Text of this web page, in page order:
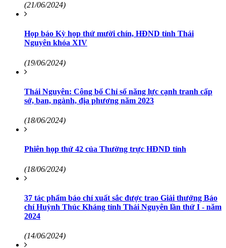
(21/06/2024)
Họp báo Kỳ họp thứ mười chín, HĐND tỉnh Thái
Nguyên khóa XIV
(19/06/2024)
Thái Nguyên: Công bố Chỉ số năng lực cạnh tranh cấp
sở, ban, ngành, địa phương năm 2023
(18/06/2024)
Phiên họp thứ 42 của Thường trực HĐND tỉnh
(18/06/2024)
37 tác phẩm báo chí xuất sắc được trao Giải thưởng Báo
chí Huỳnh Thúc Kháng tỉnh Thái Nguyên lần thứ I - năm
2024
(14/06/2024)